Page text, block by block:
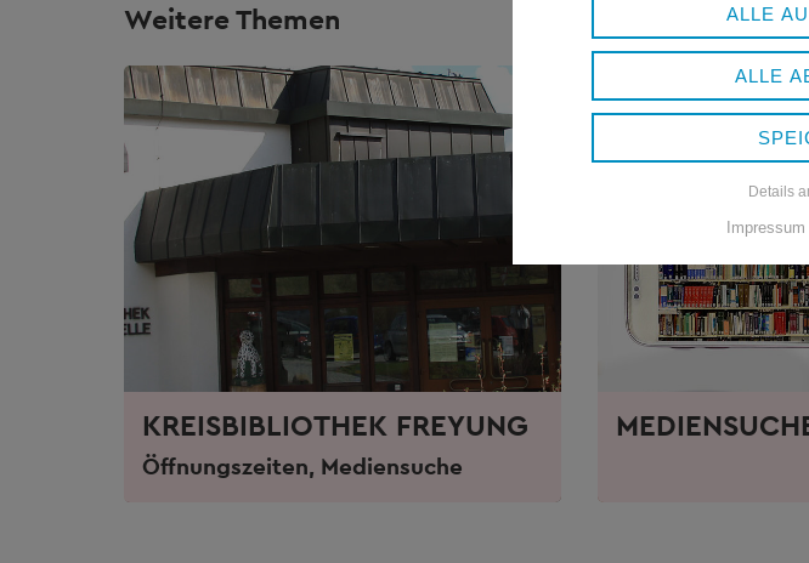
Weitere Themen
KREISBIBLIOTHEK FREYUNG
Öffnungszeiten, Mediensuche
ALLE
ALLE
Details
Impressum